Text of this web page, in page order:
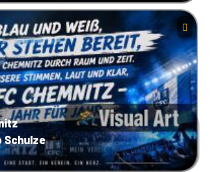
Schulze